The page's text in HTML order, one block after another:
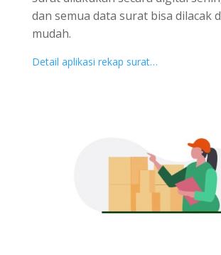
dan semua data surat bisa dilacak
mudah.
Detail aplikasi rekap surat…